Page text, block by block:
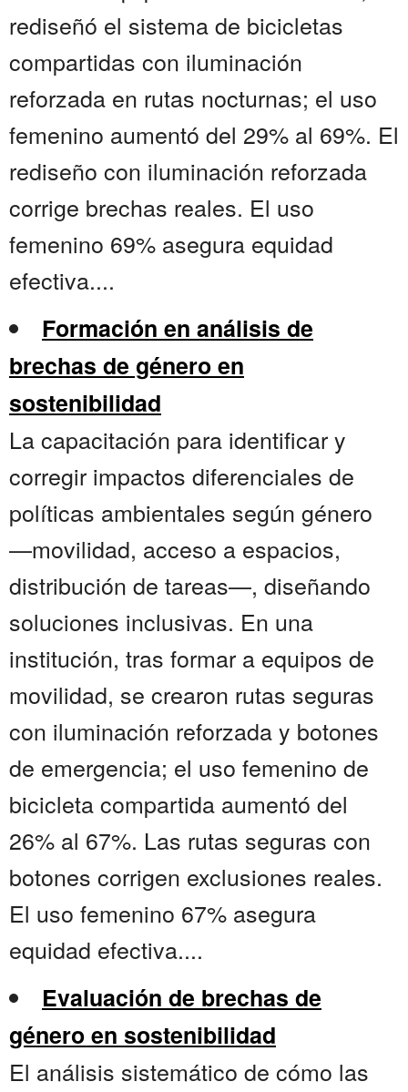
rediseñó el sistema de bicicletas
compartidas con iluminación
reforzada en rutas nocturnas; el uso
femenino aumentó del 29% al 69%. El
rediseño con iluminación reforzada
corrige brechas reales. El uso
femenino 69% asegura equidad
efectiva....
Formación en análisis de
brechas de género en
sostenibilidad
La capacitación para identificar y
corregir impactos diferenciales de
políticas ambientales según género
—movilidad, acceso a espacios,
distribución de tareas—, diseñando
soluciones inclusivas. En una
institución, tras formar a equipos de
movilidad, se crearon rutas seguras
con iluminación reforzada y botones
de emergencia; el uso femenino de
bicicleta compartida aumentó del
26% al 67%. Las rutas seguras con
botones corrigen exclusiones reales.
El uso femenino 67% asegura
equidad efectiva....
Evaluación de brechas de
género en sostenibilidad
El análisis sistemático de cómo las